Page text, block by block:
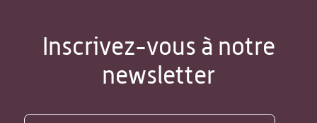
Inscrivez-vous à notre
newsletter